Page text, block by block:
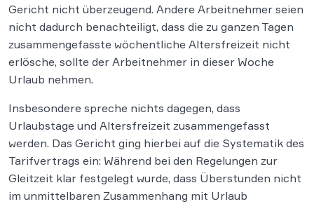
Gericht nicht überzeugend. Andere Arbeitnehmer seien
nicht dadurch benachteiligt, dass die zu ganzen Tagen
zusammengefasste wöchentliche Altersfreizeit nicht
erlösche, sollte der Arbeitnehmer in dieser Woche
Urlaub nehmen.
Insbesondere spreche nichts dagegen, dass
Urlaubstage und Altersfreizeit zusammengefasst
werden. Das Gericht ging hierbei auf die Systematik des
Tarifvertrags ein: Während bei den Regelungen zur
Gleitzeit klar festgelegt wurde, dass Überstunden nicht
im unmittelbaren Zusammenhang mit Urlaub